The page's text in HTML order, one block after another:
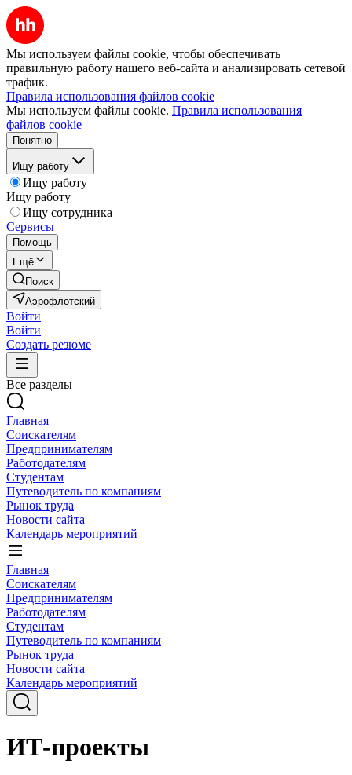
Мы используем файлы cookie, чтобы обеспечивать
правильную работу нашего веб-сайта и анализировать сетевой
трафик.
Правила использования файлов cookie
Мы используем файлы cookie. Правила использования
файлов cookie
Понятно
Ищу работу
Ищу работу
Ищу работу
Ищу сотрудника
Сервисы
Помощь
Ещё
Поиск
Аэрофлотский
Войти
Войти
Создать резюме
Все разделы
Главная
Соискателям
Предпринимателям
Работодателям
Студентам
Путеводитель по компаниям
Рынок труда
Новости сайта
Календарь мероприятий
Главная
Соискателям
Предпринимателям
Работодателям
Студентам
Путеводитель по компаниям
Рынок труда
Новости сайта
Календарь мероприятий
ИТ-проекты